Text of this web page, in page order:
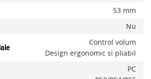
53 mm
Nu
Control volum
Design ergonomic si pliabil
PC